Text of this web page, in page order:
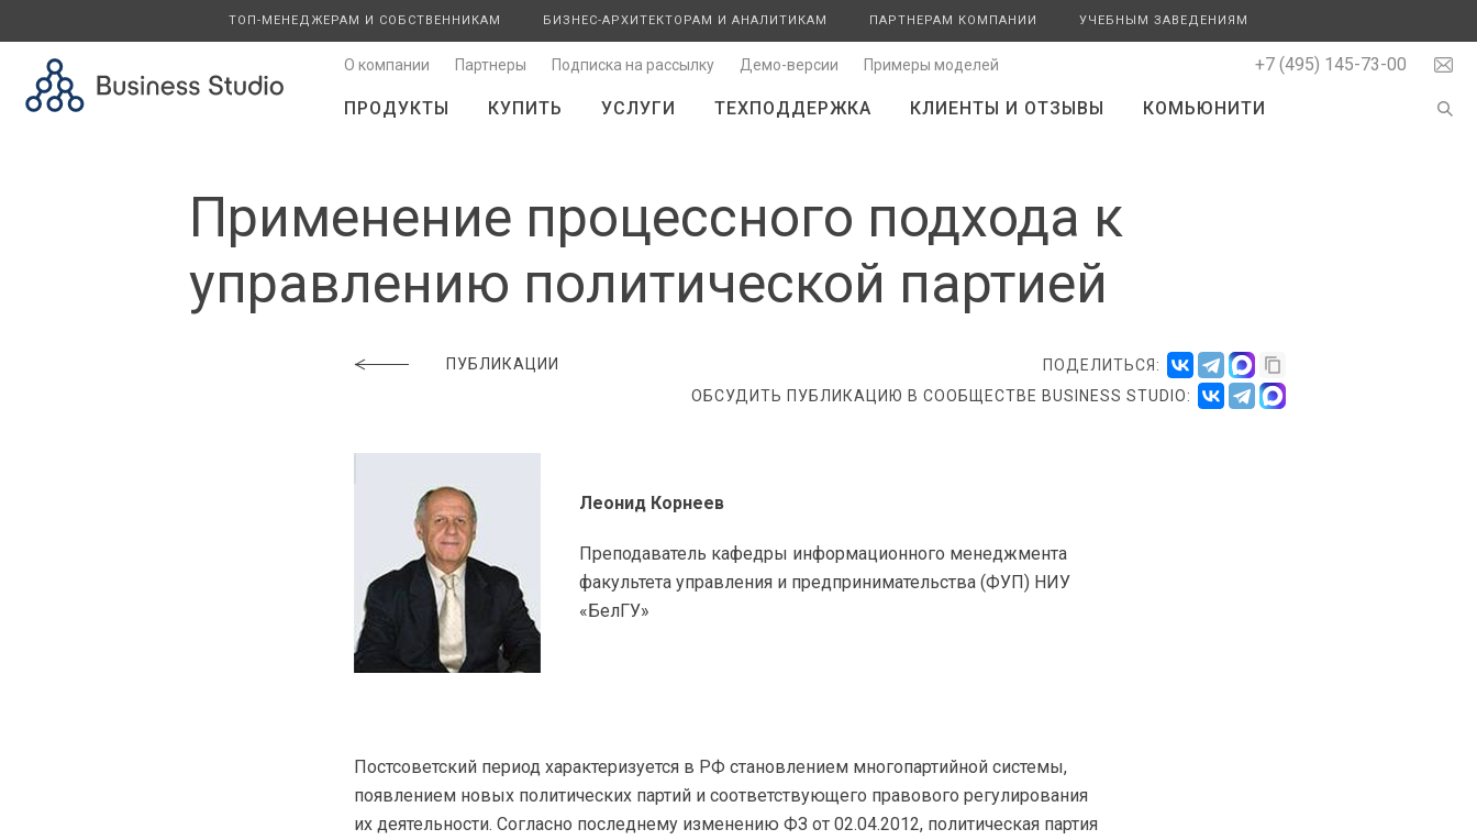
ТОП-МЕНЕДЖЕРАМ И СОБСТВЕННИКАМ БИЗНЕС-АРХИТЕКТОРАМ И АНАЛИТИКАМ ПАРТНЕРАМ КОМПАНИИ УЧЕБНЫМ ЗАВЕДЕНИЯМ
+7 (495) 145-73-00
О компании Партнеры Подписка на рассылку Демо-версии Примеры моделей
ПРОДУКТЫ КУПИТЬ УСЛУГИ ТЕХПОДДЕРЖКА КЛИЕНТЫ И ОТЗЫВЫ КОМЬЮНИТИ
Применение процессного подхода к
управлению политической партией
ПУБЛИКАЦИИ
ПОДЕЛИТЬСЯ:
ОБСУДИТЬ ПУБЛИКАЦИЮ В СООБЩЕСТВЕ BUSINESS STUDIO:
Леонид Корнеев
Преподаватель кафедры информационного менеджмента
факультета управления и предпринимательства (ФУП) НИУ
«БелГУ»
Постсоветский период характеризуется в РФ становлением многопартийной системы,
появлением новых политических партий и соответствующего правового регулирования
их деятельности. Согласно последнему изменению ФЗ от 02.04.2012, политическая партия